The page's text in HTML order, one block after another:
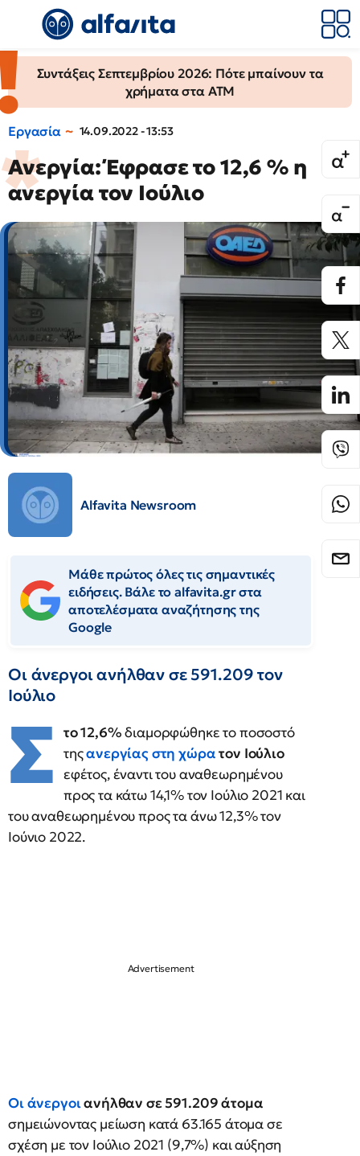
Συντάξεις Σεπτεμβρίου 2026: Πότε μπαίνουν τα
χρήματα στα ΑΤΜ
Εργασία 14.09.2022 - 13:53
Ανεργία: Έφρασε το 12,6 % η
ανεργία τον Ιούλιο
Alfavita Newsroom
Μάθε πρώτος όλες τις σημαντικές
ειδήσεις. Βάλε το alfavita.gr στα
αποτελέσματα αναζήτησης της
Google
Οι άνεργοι ανήλθαν σε 591.209 τον
Ιούλιο
Σ το 12,6%διαμορφώθηκε το ποσοστό
τηςανεργίας στη χώρατον Ιούλιο
εφέτος, έναντι του αναθεωρημένου
προς τα κάτω 14,1% τον Ιούλιο 2021 και
του αναθεωρημένου προς τα άνω 12,3% τον
Ιούνιο 2022.
Οι άνεργοιανήλθαν σε 591.209 άτομα
σημειώνοντας μείωση κατά 63.165 άτομα σε
σχέση με τον Ιούλιο 2021 (9,7%) και αύξηση